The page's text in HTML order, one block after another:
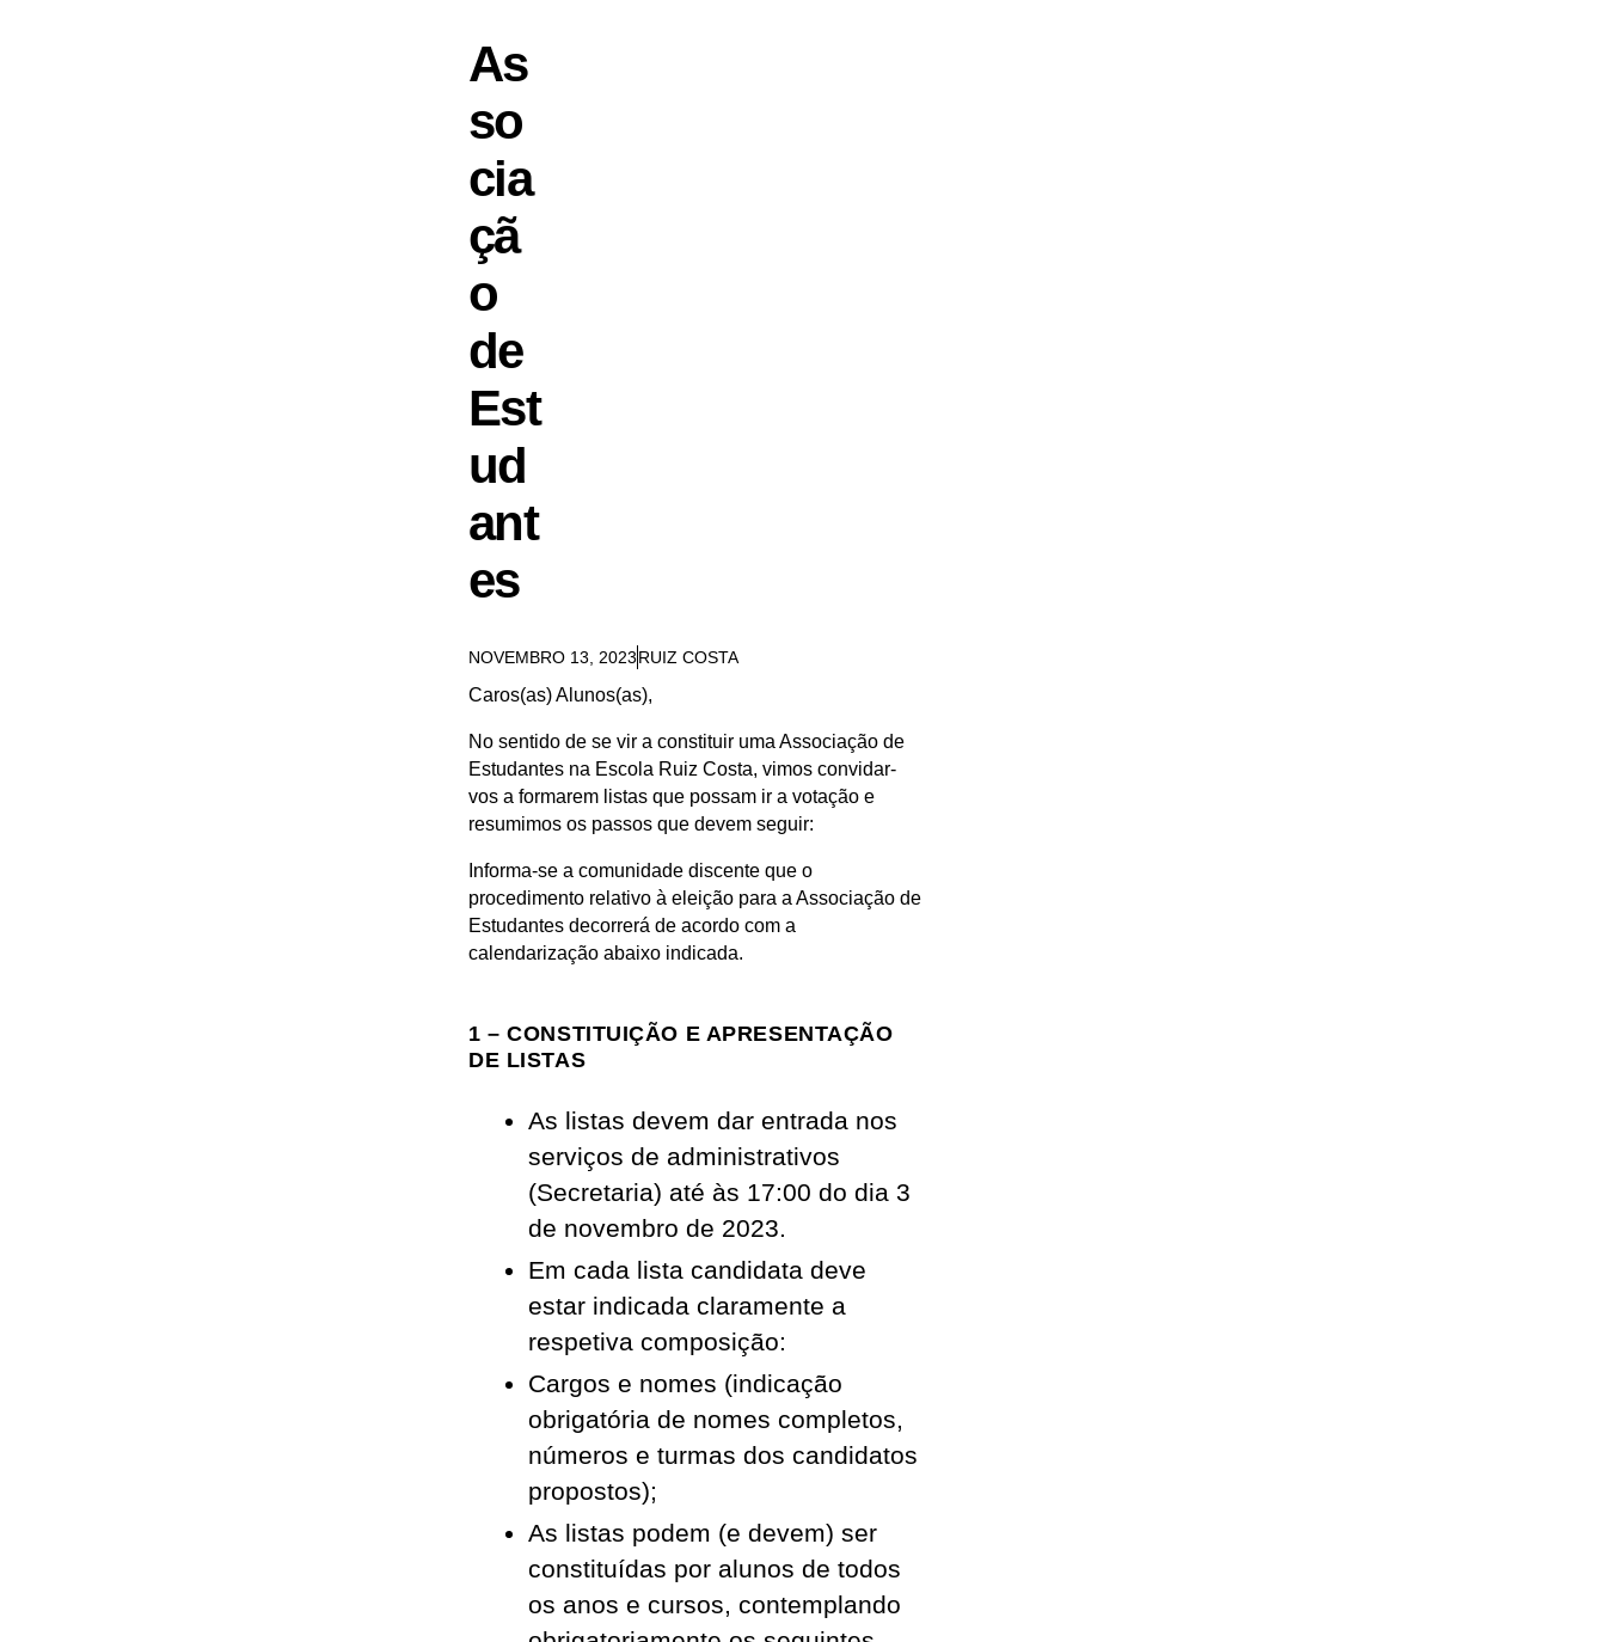
As
so
cia
çã
o
de
Est
ud
ant
es
NOVEMBRO 13, 2023RUIZ COSTA
Caros(as) Alunos(as),
No sentido de se vir a constituir uma Associação de
Estudantes na Escola Ruiz Costa, vimos convidar-
vos a formarem listas que possam ir a votação e
resumimos os passos que devem seguir:
Informa-se a comunidade discente que o
procedimento relativo à eleição para a Associação de
Estudantes decorrerá de acordo com a
calendarização abaixo indicada.
1 – CONSTITUIÇÃO E APRESENTAÇÃO
DE LISTAS
As listas devem dar entrada nos
serviços de administrativos
(Secretaria) até às 17:00 do dia 3
de novembro de 2023.
Em cada lista candidata deve
estar indicada claramente a
respetiva composição:
Cargos e nomes (indicação
obrigatória de nomes completos,
números e turmas dos candidatos
propostos);
As listas podem (e devem) ser
constituídas por alunos de todos
os anos e cursos, contemplando